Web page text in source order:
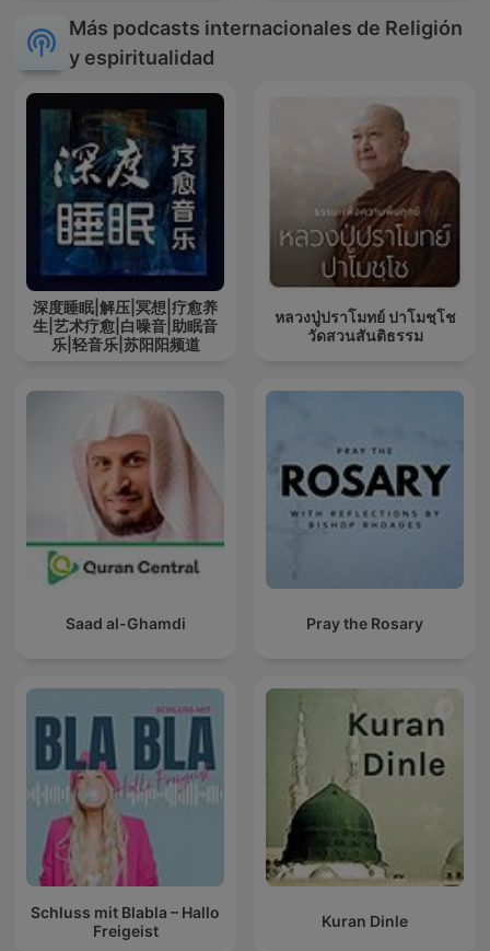
Más podcasts internacionales de Religión
y espiritualidad
深度睡眠|解压|冥想|疗愈养
生|艺术疗愈|白噪音|助眠音
乐|轻音乐|苏阳阳频道
หลวงปู่ปราโมทย์ ปาโมชฺโช
วัดสวนสันติธรรม
Saad al-Ghamdi Pray the Rosary
Schluss mit Blabla – Hallo
Freigeist
Kuran Dinle